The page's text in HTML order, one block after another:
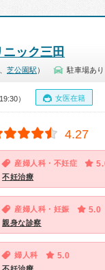
ック三田
芝公園駅 ） 駐車場あり
） 女医在籍
4.27
産婦人科・不妊症
不妊治療
産婦人科・妊娠 5.0
親身な診察
婦人科 5.0